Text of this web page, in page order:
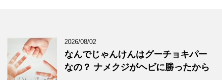
2026/08/02
なんでじゃんけんはグーチョキパー
なの？ ナメクジがヘビに勝ったから